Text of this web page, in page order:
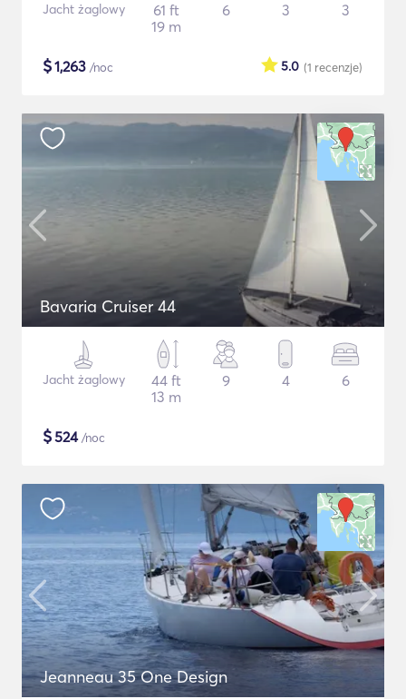
Jacht żaglowy
61 ft
19 m
6 3 3
$1,263 /noc (1 recenzje)
5.0
Bavaria Cruiser 44
Jacht żaglowy
44 ft
13 m
9 4 6
$524/noc
Jeanneau 35 One Design